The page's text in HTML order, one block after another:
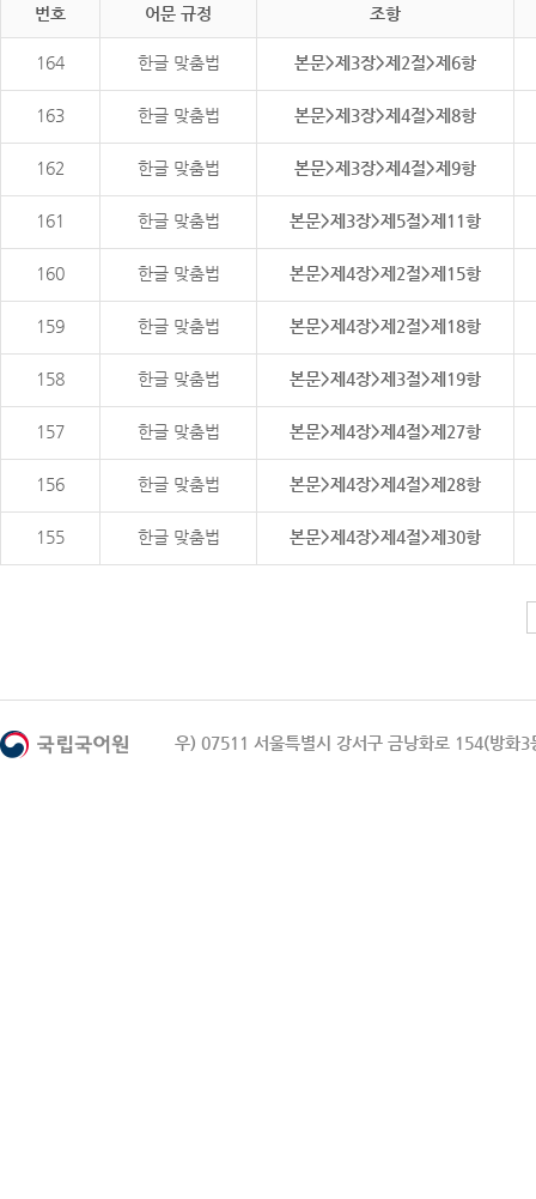
번호 어문 규정 조항
164 한글 맞춤법 본문>제3장>제2절>제6항
163 한글 맞춤법 본문>제3장>제4절>제8항
162 한글 맞춤법 본문>제3장>제4절>제9항
161 한글 맞춤법 본문>제3장>제5절>제11항
160 한글 맞춤법 본문>제4장>제2절>제15항
159 한글 맞춤법 본문>제4장>제2절>제18항
158 한글 맞춤법 본문>제4장>제3절>제19항
157 한글 맞춤법 본문>제4장>제4절>제27항
156 한글 맞춤법 본문>제4장>제4절>제28항
155 한글 맞춤법 본문>제4장>제4절>제30항
우) 07511 서울특별시 강서구 금낭화로 154(방화3